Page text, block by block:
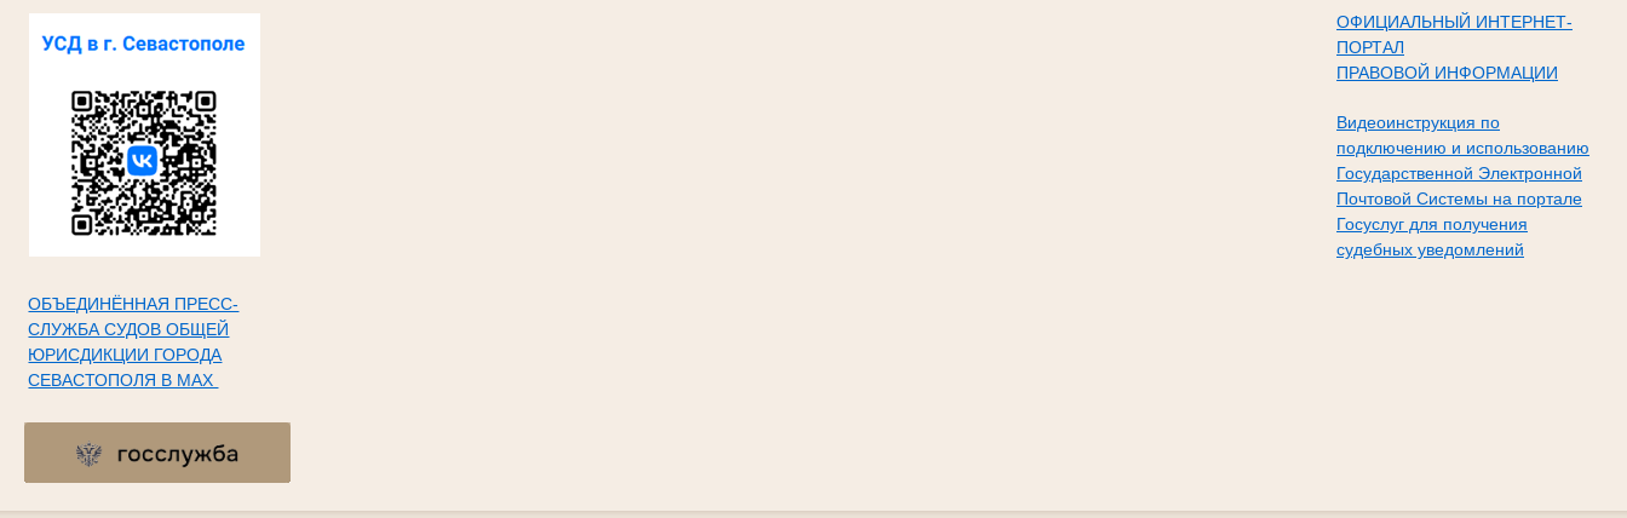
ОБЪЕДИНЁННАЯ ПРЕСС-
СЛУЖБА СУДОВ ОБЩЕЙ
ЮРИСДИКЦИИ ГОРОДА
СЕВАСТОПОЛЯ В МАХ
ОФИЦИАЛЬНЫЙ ИНТЕРНЕТ-
ПОРТАЛ
ПРАВОВОЙ ИНФОРМАЦИИ
Видеоинструкция по
подключению и использованию
Государственной Электронной
Почтовой Системы на портале
Госуслуг для получения
судебных уведомлений